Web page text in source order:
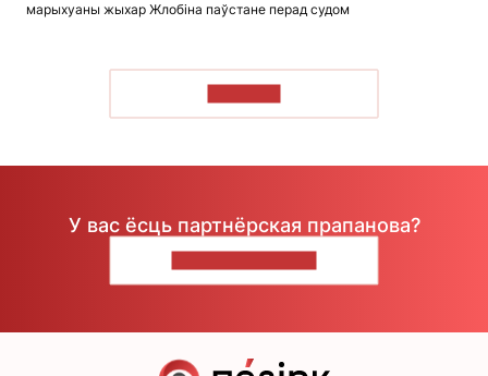
марыхуаны жыхар Жлобіна паўстане перад судом
У вас ёсць партнёрская прапанова?